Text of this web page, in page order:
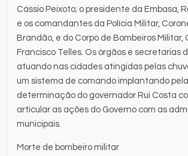
Cássio Peixoto; o presidente da Embasa,
e os comandantes da Polícia Militar,
Brandão, e do Corpo de Bombeiros Militar,
Francisco Telles. Os órgãos e secretarias
atuando nas cidades atingidas pelas
um sistema de comando implantando
determinação do governador Rui Costa
articular as ações do Governo com as
municipais.
Morte de bombeiro militar